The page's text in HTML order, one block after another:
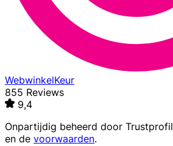
WebwinkelKeur
855 Reviews
9,4
Onpartijdig beheerd door
en de voorwaarden.